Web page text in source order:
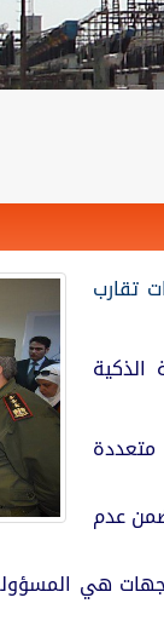
تقارب
الذكية
عدم
هي